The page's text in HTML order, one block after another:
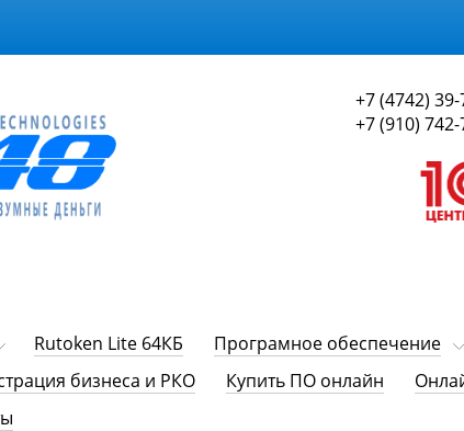
+7 (4742)
+7 (910)
Rutoken Lite 64КБ Програмное обеспечение
бизнеса и РКО Купить ПО онлайн